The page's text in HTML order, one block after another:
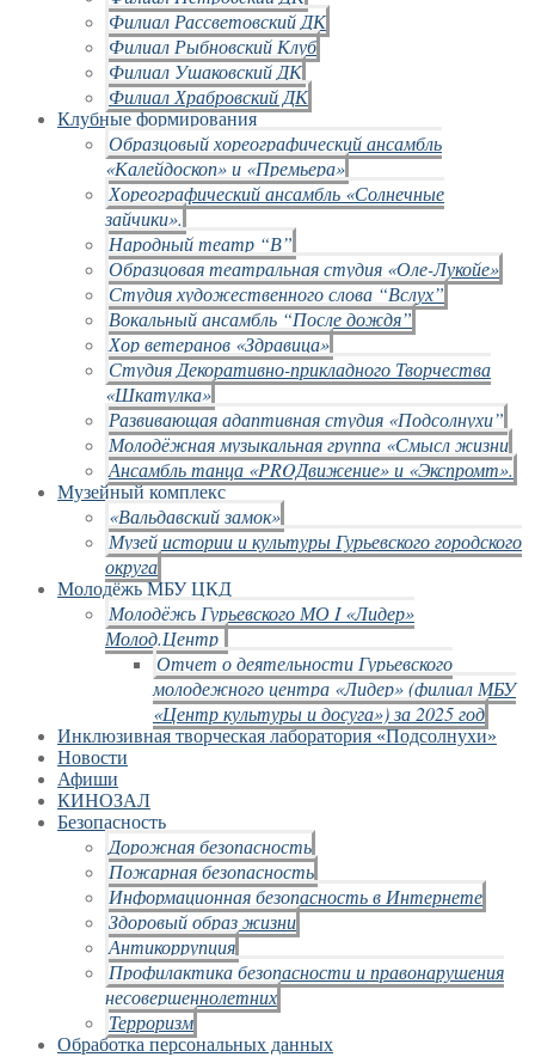
Филиал Рассветовский ДК
Филиал Рыбновский Клуб
Филиал Ушаковский ДК
Филиал Храбровский ДК
Клубные формирования
Образцовый хореографический ансамбль
«Калейдоскоп» и «Премьера»
Хореографический ансамбль «Солнечные
зайчики».
Народный театр “В”
Образцовая театральная студия «Оле-Лукойе»
Студия художественного слова “Вслух”
Вокальный ансамбль “После дождя”
Хор ветеранов «Здравица»
Студия Декоративно-прикладного Творчества
«Шкатулка»
Развивающая адаптивная студия «Подсолнухи”
Молодёжная музыкальная группа «Смысл жизни
Ансамбль танца «PROДвижение» и «Экспромт».
Музейный комплекс
«Вальдавский замок»
Музей истории и культуры Гурьевского городского
округа
Молодёжь МБУ ЦКД
Молодёжь Гурьевского МО I «Лидер»
Молод.Центр
Отчет о деятельности Гурьевского
молодежного центра «Лидер» (филиал МБУ
«Центр культуры и досуга») за 2025 год
Инклюзивная творческая лаборатория «Подсолнухи»
Новости
Афиши
КИНОЗАЛ
Безопасность
Дорожная безопасность
Пожарная безопасность
Информационная безопасность в Интернете
Здоровый образ жизни
Антикоррупция
Профилактика безопасности и правонарушения
несовершеннолетних
Терроризм
Обработка персональных данных